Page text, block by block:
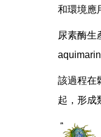
和環境應
尿素酶生
該過程在
起，形成